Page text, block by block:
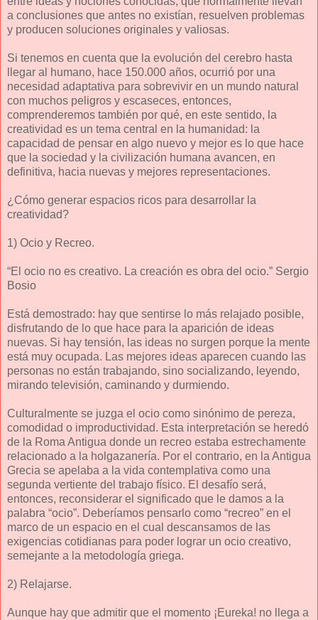
a conclusiones que antes no existían, resuelven problemas
y producen soluciones originales y valiosas.
Si tenemos en cuenta que la evolución del cerebro hasta
llegar al humano, hace 150.000 años, ocurrió por una
necesidad adaptativa para sobrevivir en un mundo natural
con muchos peligros y escaseces, entonces,
comprenderemos también por qué, en este sentido, la
creatividad es un tema central en la humanidad: la
capacidad de pensar en algo nuevo y mejor es lo que hace
que la sociedad y la civilización humana avancen, en
definitiva, hacia nuevas y mejores representaciones.
¿Cómo generar espacios ricos para desarrollar la
creatividad?
1) Ocio y Recreo.
“El ocio no es creativo. La creación es obra del ocio.” Sergio
Bosio
Está demostrado: hay que sentirse lo más relajado posible,
disfrutando de lo que hace para la aparición de ideas
nuevas. Si hay tensión, las ideas no surgen porque la mente
está muy ocupada. Las mejores ideas aparecen cuando las
personas no están trabajando, sino socializando, leyendo,
mirando televisión, caminando y durmiendo.
Culturalmente se juzga el ocio como sinónimo de pereza,
comodidad o improductividad. Esta interpretación se heredó
de la Roma Antigua donde un recreo estaba estrechamente
relacionado a la holgazanería. Por el contrario, en la Antigua
Grecia se apelaba a la vida contemplativa como una
segunda vertiente del trabajo físico. El desafío será,
entonces, reconsiderar el significado que le damos a la
palabra “ocio”. Deberíamos pensarlo como “recreo” en el
marco de un espacio en el cual descansamos de las
exigencias cotidianas para poder lograr un ocio creativo,
semejante a la metodología griega.
2) Relajarse.
Aunque hay que admitir que el momento ¡Eureka! no llega a